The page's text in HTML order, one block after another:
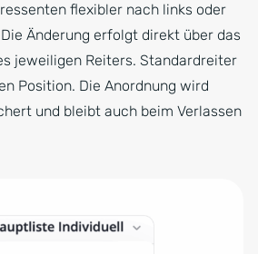
flexibler nach links oder
Änderung erfolgt direkt über das
jeweiligen Reiters. Standardreiter
Position. Die Anordnung wird
und bleibt auch beim Verlassen